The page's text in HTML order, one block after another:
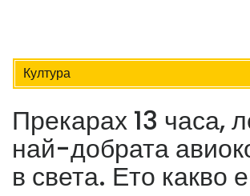
Култура
Прекарах 13 часа,
най-добрата
в света. Ето какво е